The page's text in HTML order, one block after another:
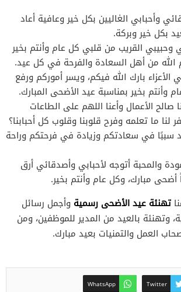
وأحبابي الغاليين بكل خير وعافية أعاد
بكل خير وبركة.
وحبيبي القريب من قلبي كل عام وأنتم بخير
الله من أهل السعادة والفرحة في كل عيد.
بارك الله فيكم، ويسر أموركم ورفع
وأنتم بخير بمناسبة عيد الأضحى المبارك.
صالح الأعمال وأعنا اللهم على الطاعات
لنا ما تعلمه وفرح قلوبنا وقلوب كل أحبابنا؟
سببًا في سعادتكم وزيادة في فرحتكم وراحة
والمحبة أتوجه لأحبابي وأصدقائي أرق
أضحى مبارك، وكل عام وأنتم بخير.
تهنئة عيد الأضحى رسمية وأجمل رسائل
وتهنئة بالعيد من المدير للموظفين، ومن
العمل والتمنيات بعيد مبارك.
Twitter
WhatsApp